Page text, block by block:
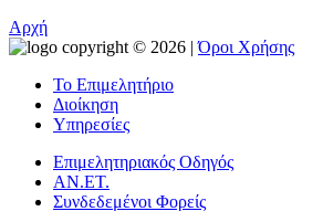
Αρχή
copyright © 2026 |Όροι Χρήσης
Το Επιμελητήριο
Διοίκηση
Υπηρεσίες
Επιμελητηριακός Οδηγός
ΑΝ.ΕΤ.
Συνδεδεμένοι Φορείς